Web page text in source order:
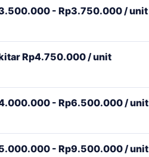
- Rp3.750.000 / unit
Rp4.750.000 / unit
- Rp6.500.000 / unit
- Rp9.500.000 / unit